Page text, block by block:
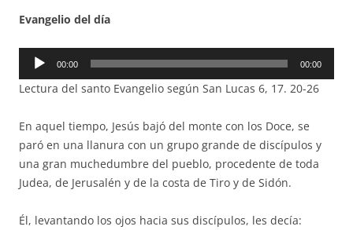
Evangelio del día
Reproductor
audio
00:00 00:00
Lectura del santo Evangelio según San Lucas 6, 17. 20-26
En aquel tiempo, Jesús bajó del monte con los Doce, se
paró en una llanura con un grupo grande de discípulos y
una gran muchedumbre del pueblo, procedente de toda
Judea, de Jerusalén y de la costa de Tiro y de Sidón.
Él, levantando los ojos hacia sus discípulos, les decía: